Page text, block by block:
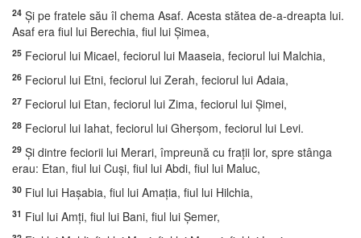
24 Şi pe fratele său îl chema Asaf. Acesta stătea de-a-dreapta lui.
Asaf era fiul lui Berechia, fiul lui Şimea,
25 Feciorul lui Micael, feciorul lui Maaseia, feciorul lui Malchia,
26 Feciorul lui Etni, feciorul lui Zerah, feciorul lui Adaia,
27 Feciorul lui Etan, feciorul lui Zima, feciorul lui Şimei,
28 Feciorul lui Iahat, feciorul lui Gherşom, feciorul lui Levi.
29 Şi dintre feciorii lui Merari, împreună cu fraţii lor, spre stânga
erau: Etan, fiul lui Cuşi, fiul lui Abdi, fiul lui Maluc,
30 Fiul lui Haşabia, fiul lui Amaţia, fiul lui Hilchia,
31 Fiul lui Amţi, fiul lui Bani, fiul lui Şemer,